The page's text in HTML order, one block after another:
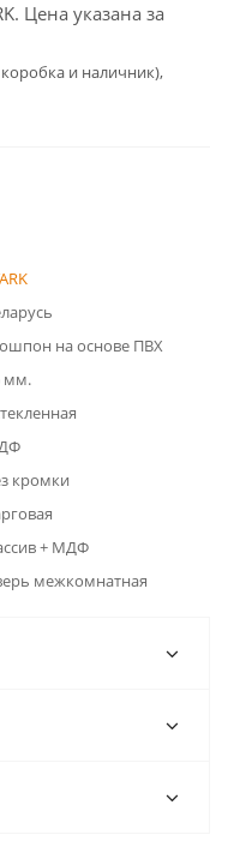
Цена указана за
и наличник),
на основе ПВХ
мм.
кромки
+ МДФ
межкомнатная